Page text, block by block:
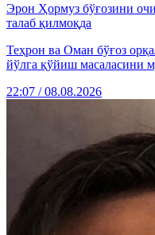
Эрон Ҳормуз бўғозини
талаб қилмоқда
Теҳрон ва Оман бўғоз
йўлга қўйиш масаласини
22:07 / 08.08.2026